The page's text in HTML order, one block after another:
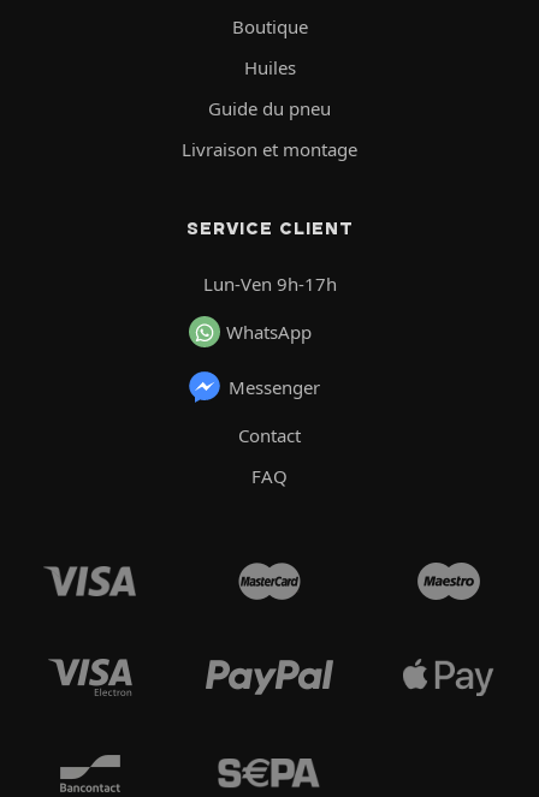
Boutique
Huiles
Guide du pneu
Livraison et montage
SERVICE CLIENT
Lun-Ven 9h-17h
WhatsApp
Messenger
Contact
FAQ